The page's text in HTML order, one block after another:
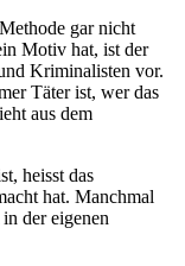
gar nicht
Motiv hat, ist der
Kriminalisten vor.
Täter ist, wer das
aus dem
heisst das
hat. Manchmal
der eigenen